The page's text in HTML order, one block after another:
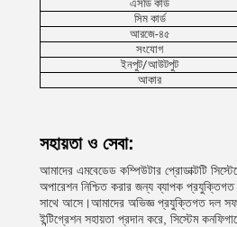
এসডি কার্ড
সিম কার্ড
আরজে-৪৫
সংযোগ
ইনপুট/আউটপুট
আকার
সহায়তা ও সেবা:
আমাদের এমবেডেড কম্পিউটার প্রোডাক্টটি
অপারেশন নিশ্চিত করার জন্য ব্যাপক প্রযুক্তিগত
সাথে আসে।আমাদের অভিজ্ঞ প্রযুক্তিগত দল
ইন্টিগ্রেশন সহায়তা প্রদান করে, সিস্টেম